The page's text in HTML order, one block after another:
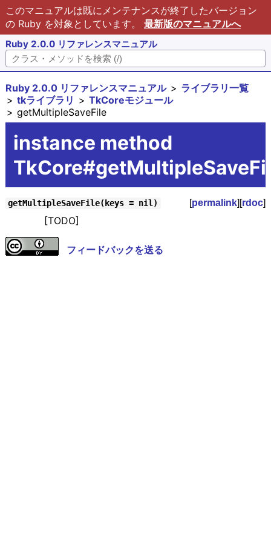
このマニュアルは既にメンテナンスが終了したバージョン
の Ruby を対象としています。 最新版のマニュアルへ
Ruby 2.0.0 リファレンスマニュアル
Ruby 2.0.0 リファレンスマニュアル
ライブラリ一覧
tkライブラリ
TkCoreモジュール
getMultipleSaveFile
instance method
getMultipleSaveFile(keys = nil) [permalink][rdoc]
[TODO]
フィードバックを送る